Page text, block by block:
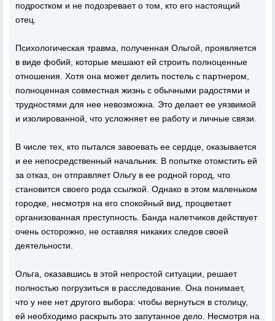
подростком и не подозревает о том, кто его настоящий
отец.
Психологическая травма, полученная Ольгой, проявляется
в виде фобий, которые мешают ей строить полноценные
отношения. Хотя она может делить постель с партнером,
полноценная совместная жизнь с обычными радостями и
трудностями для нее невозможна. Это делает ее уязвимой
и изолированной, что усложняет ее работу и личные связи.
В числе тех, кто пытался завоевать ее сердце, оказывается
и ее непосредственный начальник. В попытке отомстить ей
за отказ, он отправляет Ольгу в ее родной город, что
становится своего рода ссылкой. Однако в этом маленьком
городке, несмотря на его спокойный вид, процветает
организованная преступность. Банда налетчиков действует
очень осторожно, не оставляя никаких следов своей
деятельности.
Ольга, оказавшись в этой непростой ситуации, решает
полностью погрузиться в расследование. Она понимает,
что у нее нет другого выбора: чтобы вернуться в столицу,
ей необходимо раскрыть это запутанное дело. Несмотря на